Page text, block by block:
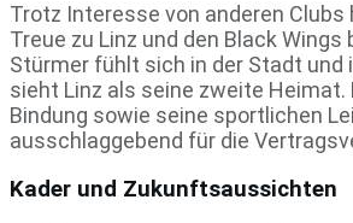
Trotz Interesse von anderen
Treue zu Linz und den Black Wings
Stürmer fühlt sich in der Stadt und
sieht Linz als seine zweite Heimat.
Bindung sowie seine sportlichen
ausschlaggebend für die
Kader und Zukunftsaussichten